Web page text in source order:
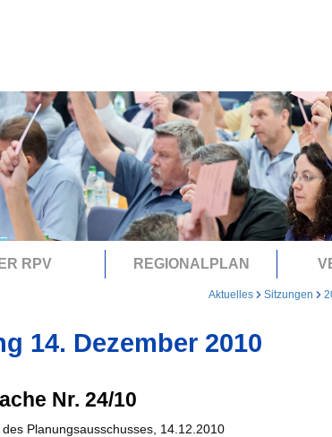
RPV REGIONALPLAN
Aktuelles Sitzungen
14. Dezember 2010
Nr. 24/10
Planungsausschusses, 14.12.2010